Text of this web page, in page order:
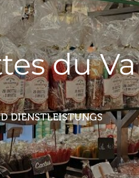
du
DIENSTLEISTUNGS